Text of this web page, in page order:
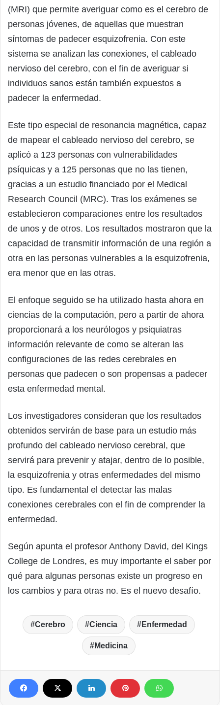
(MRI) que permite averiguar como es el cerebro de
personas jóvenes, de aquellas que muestran
síntomas de padecer esquizofrenia. Con este
sistema se analizan las conexiones, el cableado
nervioso del cerebro, con el fin de averiguar si
individuos sanos están también expuestos a
padecer la enfermedad.
Este tipo especial de resonancia magnética, capaz
de mapear el cableado nervioso del cerebro, se
aplicó a 123 personas con vulnerabilidades
psíquicas y a 125 personas que no las tienen,
gracias a un estudio financiado por el Medical
Research Council (MRC). Tras los exámenes se
establecieron comparaciones entre los resultados
de unos y de otros. Los resultados mostraron que la
capacidad de transmitir información de una región a
otra en las personas vulnerables a la esquizofrenia,
era menor que en las otras.
El enfoque seguido se ha utilizado hasta ahora en
ciencias de la computación, pero a partir de ahora
proporcionará a los neurólogos y psiquiatras
información relevante de como se alteran las
configuraciones de las redes cerebrales en
personas que padecen o son propensas a padecer
esta enfermedad mental.
Los investigadores consideran que los resultados
obtenidos servirán de base para un estudio más
profundo del cableado nervioso cerebral, que
servirá para prevenir y atajar, dentro de lo posible,
la esquizofrenia y otras enfermedades del mismo
tipo. Es fundamental el detectar las malas
conexiones cerebrales con el fin de comprender la
enfermedad.
Según apunta el profesor Anthony David, del Kings
College de Londres, es muy importante el saber por
qué para algunas personas existe un progreso en
los cambios y para otras no. Es el nuevo desafío.
Cerebro Ciencia Enfermedad
Medicina